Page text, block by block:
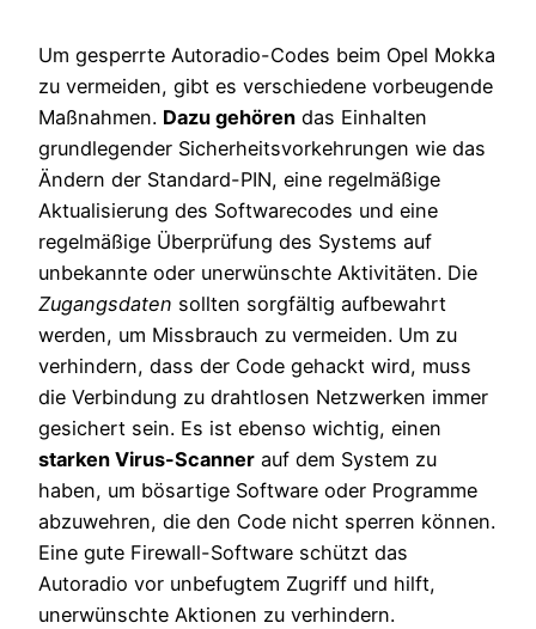
Um gesperrte Autoradio-Codes beim Opel Mokka
zu vermeiden, gibt es verschiedene vorbeugende
Maßnahmen. Dazu gehören das Einhalten
grundlegender Sicherheitsvorkehrungen wie das
Ändern der Standard-PIN, eine regelmäßige
Aktualisierung des Softwarecodes und eine
regelmäßige Überprüfung des Systems auf
unbekannte oder unerwünschte Aktivitäten. Die
Zugangsdaten sollten sorgfältig aufbewahrt
werden, um Missbrauch zu vermeiden. Um zu
verhindern, dass der Code gehackt wird, muss
die Verbindung zu drahtlosen Netzwerken immer
gesichert sein. Es ist ebenso wichtig, einen
starken Virus-Scanner auf dem System zu
haben, um bösartige Software oder Programme
abzuwehren, die den Code nicht sperren können.
Eine gute Firewall-Software schützt das
Autoradio vor unbefugtem Zugriff und hilft,
unerwünschte Aktionen zu verhindern.